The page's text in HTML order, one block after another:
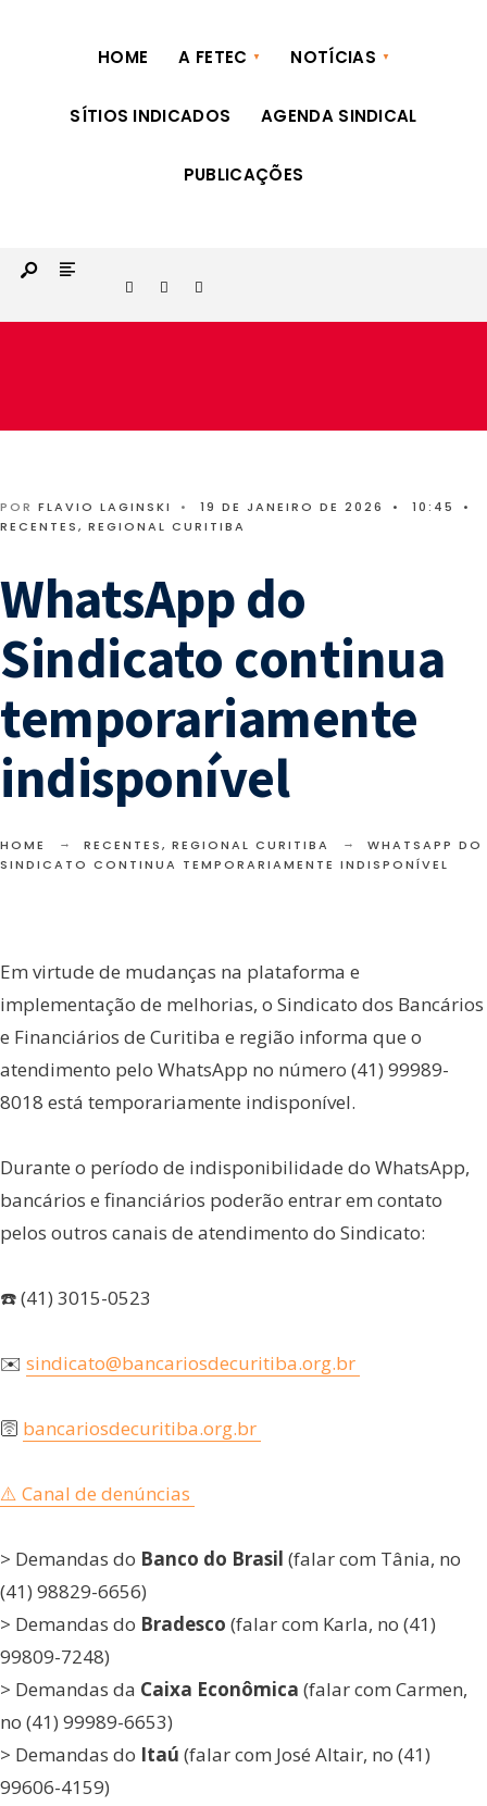
HOME A FETEC NOTÍCIAS
SÍTIOS INDICADOS AGENDA SINDICAL
PUBLICAÇÕES
POR FLAVIO LAGINSKI • 19 DE JANEIRO DE 2026 • 10:45
•
RECENTES, REGIONAL CURITIBA
WhatsApp do
Sindicato continua
temporariamente
indisponível
HOME RECENTES, REGIONAL CURITIBA
WHATSAPP DO
SINDICATO CONTINUA TEMPORARIAMENTE INDISPONÍVEL
Em virtude de mudanças na plataforma e
implementação de melhorias, o Sindicato dos Bancários
e Financiários de Curitiba e região informa que o
atendimento pelo WhatsApp no número (41) 99989-
8018 está temporariamente indisponível.
Durante o período de indisponibilidade do WhatsApp,
bancários e financiários poderão entrar em contato
pelos outros canais de atendimento do Sindicato:
☎️ (41) 3015-0523
✉️ sindicato@bancariosdecuritiba.org.br
🛜 bancariosdecuritiba.org.br
⚠️ Canal de denúncias
> Demandas do Banco do Brasil (falar com Tânia, no
(41) 98829-6656)
> Demandas do Bradesco (falar com Karla, no (41)
99809-7248)
> Demandas da Caixa Econômica (falar com Carmen,
no (41) 99989-6653)
> Demandas do Itaú (falar com José Altair, no (41)
99606-4159)